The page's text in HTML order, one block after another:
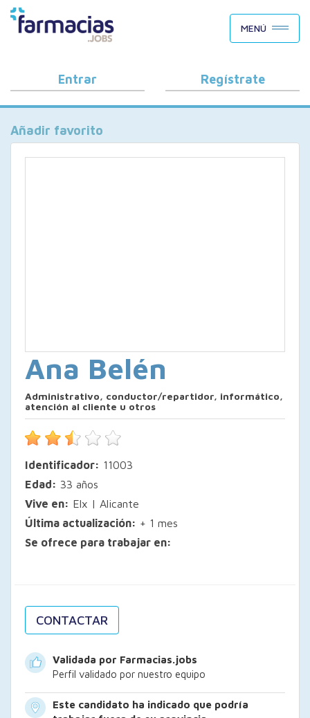
BUSCAR CANDIDATOS
OFERTAS DE EMPLEO
COMO FUNCIONA
PORQUÉ FARMACIAS.JOBS
BLOG
MENÚ
Entrar Regístrate
Añadir favorito
Ana Belén
Administrativo, conductor/repartidor, informático,
atención al cliente u otros
Identificador: 11003
Edad: 33 años
Vive en: Elx | Alicante
Última actualización: + 1 mes
Se ofrece para trabajar en:
CONTACTAR
Validada por Farmacias.jobs
Perfil validado por nuestro equipo
Este candidato ha indicado que podría